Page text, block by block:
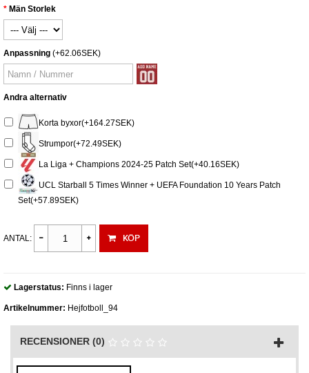
Män Storlek
Anpassning (+62.06SEK)
Andra alternativ
Korta byxor(+164.27SEK)
Strumpor(+72.49SEK)
La Liga + Champions 2024-25 Patch Set(+40.16SEK)
UCL Starball 5 Times Winner + UEFA Foundation 10 Years Patch
Set(+57.89SEK)
ANTAL: KÖP
Lagerstatus: Finns i lager
Artikelnummer: Hejfotboll_94
RECENSIONER (0)